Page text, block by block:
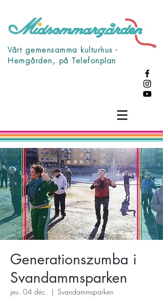
Vårt gemensamma kulturhus -
Hemgården, på Telefonplan
Generationszumba i
Svandammsparken
jeu. 04 déc.
  |
Svandammsparken